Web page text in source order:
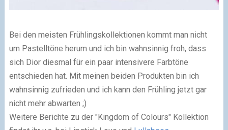
Bei den meisten Frühlingskollektionen kommt man nicht
um Pastelltöne herum und ich bin wahnsinnig froh, dass
sich Dior diesmal für ein paar intensivere Farbtöne
entschieden hat. Mit meinen beiden Produkten bin ich
wahnsinnig zufrieden und ich kann den Frühling jetzt gar
nicht mehr abwarten ;)
Weitere Berichte zu der "Kingdom of Colours" Kollektion